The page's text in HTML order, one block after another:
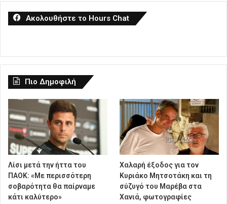
Ακολουθήστε το Hours Chat
Πιο Δημοφιλή
Λίσι μετά την ήττα του
ΠΑΟΚ: «Με περισσότερη
σοβαρότητα θα παίρναμε
κάτι καλύτερο»
Χαλαρή έξοδος για τον
Κυριάκο Μητσοτάκη και τη
σύζυγό του Μαρέβα στα
Χανιά, φωτογραφίες